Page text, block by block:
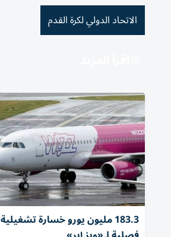
الاتحاد الدولي لكرة القدم
183.3 مليون يورو خسارة تشغيلية